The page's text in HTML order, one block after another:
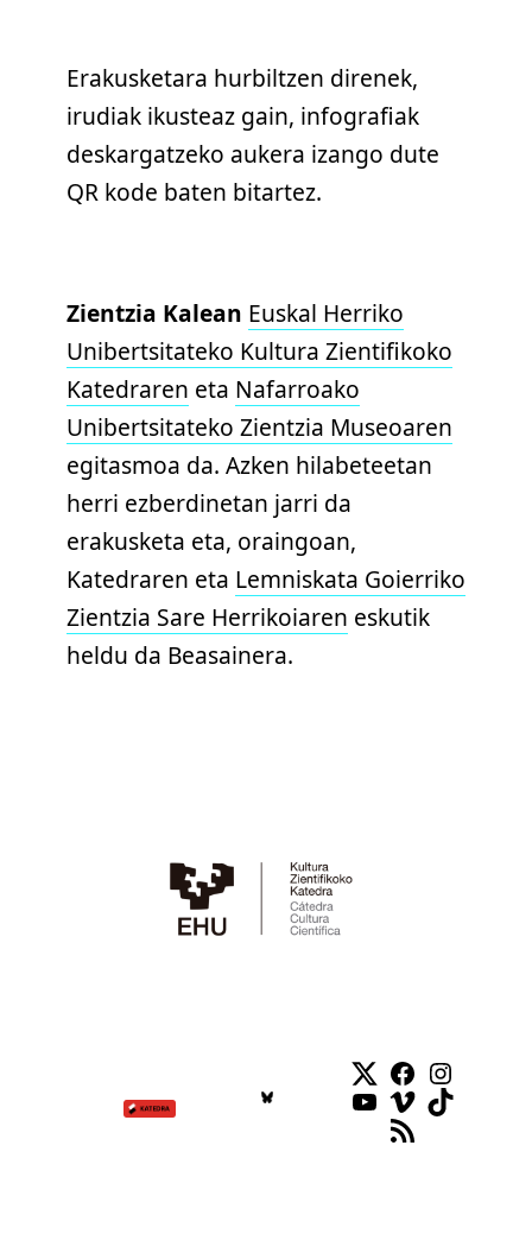
Erakusketara hurbiltzen direnek,
irudiak ikusteaz gain, infografiak
deskargatzeko aukera izango dute
QR kode baten bitartez.
Zientzia Kalean Euskal Herriko
Unibertsitateko Kultura Zientifikoko
Katedraren eta Nafarroako
Unibertsitateko Zientzia Museoaren
egitasmoa da. Azken hilabeteetan
herri ezberdinetan jarri da
erakusketa eta, oraingoan,
Katedraren eta Lemniskata Goierriko
Zientzia Sare Herrikoiaren eskutik
heldu da Beasainera.
Twitter
Facebook
YouTube
VimeoTikTok
RSS Feed